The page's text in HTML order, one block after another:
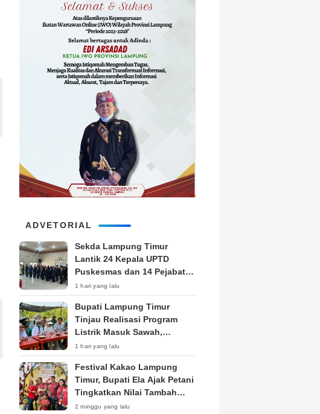
ADVETORIAL
‎Sekda Lampung Timur
Lantik 24 Kepala UPTD
Puskesmas dan 14 Pejabat
Fungsional, Dorong Inovasi
dan Pelayanan Prima
1 hari yang lalu
Bupati Lampung Timur
Tinjau Realisasi Program
Listrik Masuk Sawah,
Siapkan Subsidi KWH untuk
Petani
1 hari yang lalu
‎Festival Kakao Lampung
Timur, Bupati Ela Ajak Petani
Tingkatkan Nilai Tambah
Produk
2 minggu yang lalu